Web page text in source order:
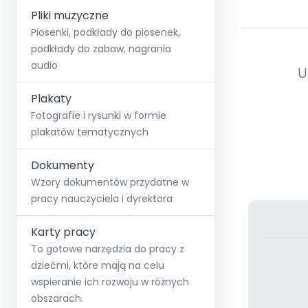
Pliki muzyczne
Piosenki, podkłady do piosenek,
podkłady do zabaw, nagrania
audio
Plakaty
Fotografie i rysunki w formie
plakatów tematycznych
Dokumenty
Wzory dokumentów przydatne w
pracy nauczyciela i dyrektora
Karty pracy
To gotowe narzędzia do pracy z
dziećmi, które mają na celu
wspieranie ich rozwoju w różnych
obszarach.